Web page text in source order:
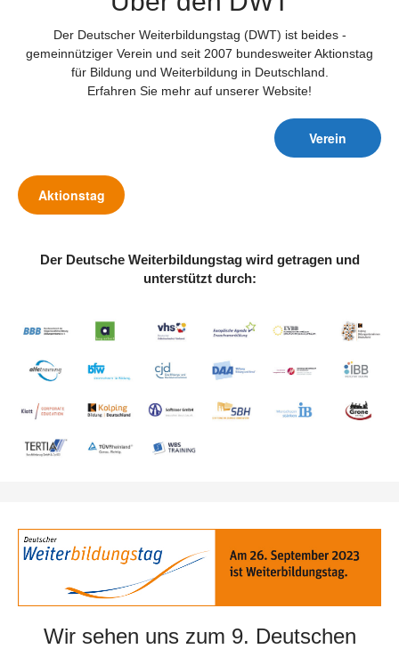
Der Deutscher Weiterbildungstag (DWT) ist beides -
gemeinnütziger Verein und seit 2007 bundesweiter Aktionstag
für Bildung und Weiterbildung in Deutschland.
Erfahren Sie mehr auf unserer Website!
Verein
Aktionstag
Der Deutsche Weiterbildungstag wird getragen und
unterstützt durch:
Wir sehen uns zum 9. Deutschen